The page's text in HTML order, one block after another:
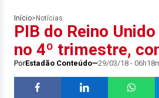
Início> Notícias
PIB do Reino
no 4º trimestre,
PorEstadão Conteúdo 29/03/18 -